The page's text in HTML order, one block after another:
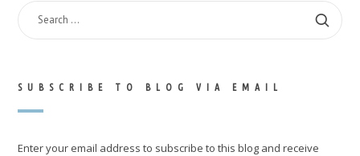
SEARCH
FOR:
SUBSCRIBE TO BLOG VIA EMAIL
Enter your email address to subscribe to this blog and receive